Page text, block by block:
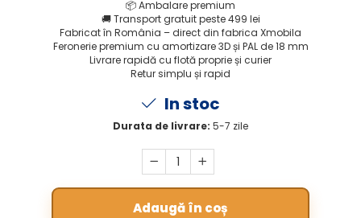
📦Ambalare premium
🚚 Transport gratuit peste 499 lei
Fabricat în România – direct din fabrica Xmobila
Feronerie premium cu amortizare 3D și PAL de 18 mm
Livrare rapidă cu flotă proprie și curier
Retur simplu și rapid
In stoc
Durata de livrare: 5-7 zile
Adaugă în coș